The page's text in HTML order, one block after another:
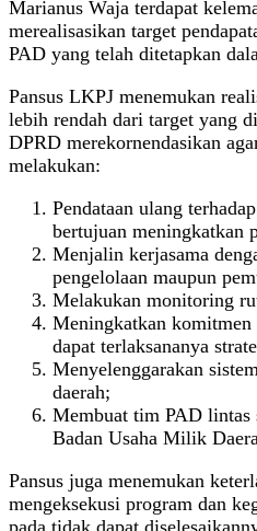
Marianus Waja terdapat
merealisasikan target
PAD yang telah ditetapkan
Pansus LKPJ menemukan
lebih rendah dari target yang
DPRD merekornendasikan
melakukan:
Pendataan ulang
bertujuan meningkatkan
Menjalin kerjasama
pengelolaan maupun
Melakukan monitoring
Meningkatkan komitmen
dapat terlaksananya
Menyelenggarakan
daerah;
Membuat tim PAD lintas
Badan Usaha Milik
Pansus juga menemukan
mengeksekusi program dan
pada tidak dapat